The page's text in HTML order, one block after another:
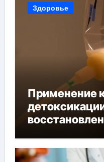
Здоровье
Применение